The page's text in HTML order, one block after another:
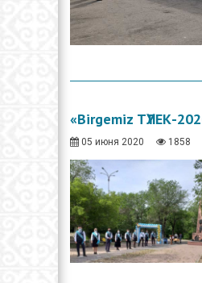
«Birgemiz ТҮЛЕК-
05 июня 2020 1858